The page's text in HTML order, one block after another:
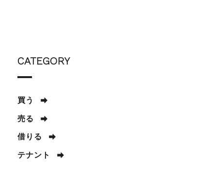
CATEGORY
買う
売る
借りる
テナント